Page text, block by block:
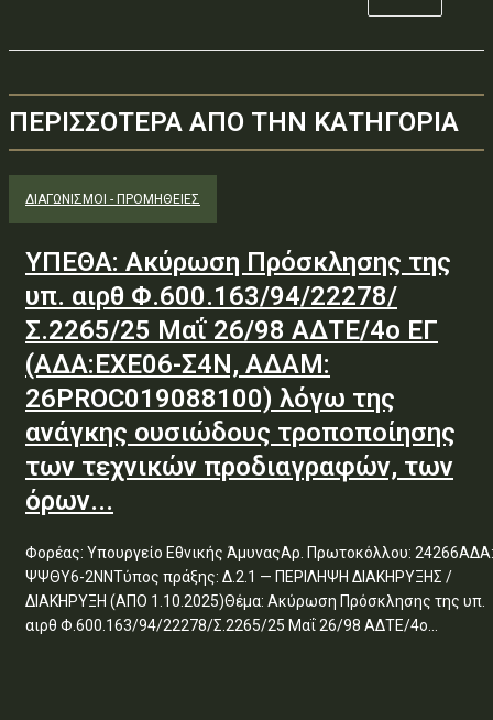
ΠΕΡΙΣΣΟΤΕΡΑ ΑΠΟ ΤΗΝ ΚΑΤΗΓΟΡΙΑ
ΔΙΑΓΩΝΙΣΜΟΊ - ΠΡΟΜΉΘΕΙΕΣ
ΥΠΕΘΑ: Ακύρωση Πρόσκλησης της
υπ. αιρθ Φ.600.163/94/22278/
Σ.2265/25 Μαΐ 26/98 ΑΔΤΕ/4ο ΕΓ
(ΑΔΑ:ΕΧΕ06-Σ4Ν, ΑΔΑΜ:
26PROC019088100) λόγω της
ανάγκης ουσιώδους τροποποίησης
των τεχνικών προδιαγραφών, των
όρων...
Φορέας: Υπουργείο Εθνικής ΆμυναςΑρ. Πρωτοκόλλου: 24266ΑΔΑ:
ΨΨΘΥ6-2ΝΝΤύπος πράξης: Δ.2.1 — ΠΕΡΙΛΗΨΗ ΔΙΑΚΗΡΥΞΗΣ /
ΔΙΑΚΗΡΥΞΗ (ΑΠΟ 1.10.2025)Θέμα: Ακύρωση Πρόσκλησης της υπ.
αιρθ Φ.600.163/94/22278/Σ.2265/25 Μαΐ 26/98 ΑΔΤΕ/4ο...